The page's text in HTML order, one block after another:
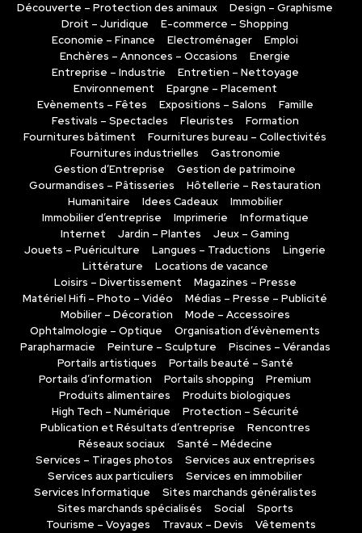
Découverte – Protection des animaux
Design – Graphisme
Droit – Juridique
E-commerce – Shopping
Economie – Finance
Electroménager
Emploi
Enchères – Annonces – Occasions
Energie
Entreprise – Industrie
Entretien – Nettoyage
Environnement
Epargne – Placement
Evènements – Fêtes
Expositions – Salons
Famille
Festivals – Spectacles
Fleuristes
Formation
Fournitures bâtiment
Fournitures bureau – Collectivités
Fournitures industrielles
Gastronomie
Gestion d’Entreprise
Gestion de patrimoine
Gourmandises – Pâtisseries
Hôtellerie – Restauration
Humanitaire
Idees Cadeaux
Immobilier
Immobilier d’entreprise
Imprimerie
Informatique
Internet
Jardin – Plantes
Jeux – Gaming
Jouets – Puériculture
Langues – Traductions
Lingerie
Littérature
Locations de vacance
Loisirs – Divertissement
Magazines – Presse
Matériel Hifi – Photo – Vidéo
Médias – Presse – Publicité
Mobilier – Décoration
Mode – Accessoires
Ophtalmologie – Optique
Organisation d’évènements
Parapharmacie
Peinture – Sculpture
Piscines – Vérandas
Portails artistiques
Portails beauté – Santé
Portails d’information
Portails shopping
Premium
Produits alimentaires
Produits biologiques
High Tech – Numérique
Protection – Sécurité
Publication et Résultats d’entreprise
Rencontres
Réseaux sociaux
Santé – Médecine
Services – Tirages photos
Services aux entreprises
Services aux particuliers
Services en immobilier
Services Informatique
Sites marchands généralistes
Sites marchands spécialisés
Social
Sports
Tourisme – Voyages
Travaux – Devis Vêtements